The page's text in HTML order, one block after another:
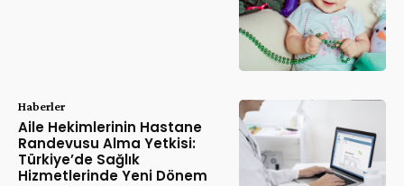
Haberler
Aile Hekimlerinin Hastane
Randevusu Alma Yetkisi:
Türkiye’de Sağlık
Hizmetlerinde Yeni Dönem